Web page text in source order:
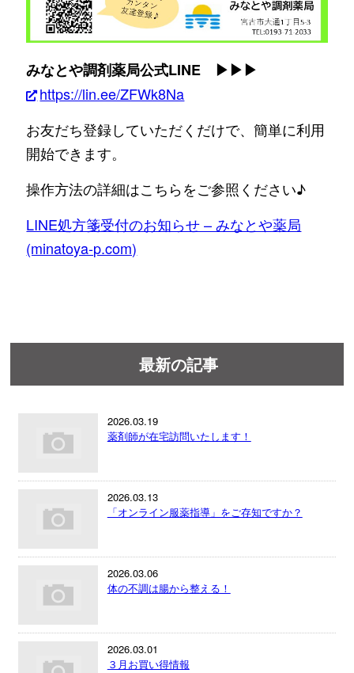
みなとや調剤薬局公式LINE ▶▶▶
https://lin.ee/ZFWk8Na
お友だち登録していただくだけで、簡単に利用
開始できます。
操作方法の詳細はこちらをご参照ください♪
LINE処方箋受付のお知らせ – みなとや薬局
(minatoya-p.com)
最新の記事
2026.03.19
薬剤師が在宅訪問いたします！
2026.03.13
「オンライン服薬指導」をご存知ですか？
2026.03.06
体の不調は腸から整える！
2026.03.01
３月お買い得情報